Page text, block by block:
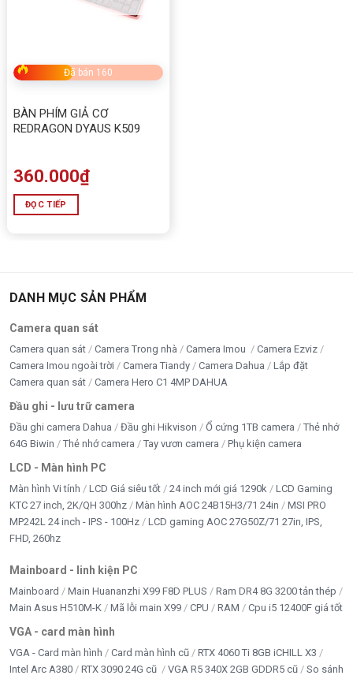
Đã bán 160
BÀN PHÍM GIẢ CƠ
REDRAGON DYAUS K509
360.000₫
ĐỌC TIẾP
DANH MỤC SẢN PHẨM
Camera quan sát
Camera quan sát Camera Trong nhà Camera Imou
Camera Ezviz
Camera Imou ngoài trời
Camera Tiandy Camera Dahua
Lắp đặt
Camera quan sát
Camera Hero C1 4MP DAHUA
Đầu ghi - lưu trữ camera
Đầu ghi camera Dahua Đầu ghi Hikvison Ổ cứng 1TB camera
Thẻ nhớ
64G Biwin
Thẻ nhớ camera Tay vươn camera Phụ kiện camera
LCD - Màn hình PC
Màn hình Vi tính LCD Giá siêu tốt 24 inch mới giá 1290k
LCD Gaming
KTC 27 inch, 2K/QH 300hz
Màn hình AOC 24B15H3/71 24in
MSI PRO
MP242L 24 inch - IPS - 100Hz
LCD gaming AOC 27G50Z/71 27in, IPS,
FHD, 260hz
Mainboard - linh kiện PC
Mainboard Main Huananzhi X99 F8D PLUS
Ram DR4 8G 3200 tản thép
Main Asus H510M-K
Mã lỗi main X99 CPU RAM Cpu i5 12400F giá tốt
VGA - card màn hình
VGA - Card màn hình Card màn hình cũ
RTX 4060 Ti 8GB iCHILL X3
Intel Arc A380
RTX 3090 24G cũ VGA R5 340X 2GB GDDR5 cũ
So sánh